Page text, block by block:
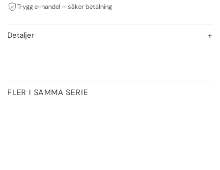
Trygg e-handel – säker betalning
Detaljer
FLER I SAMMA SERIE